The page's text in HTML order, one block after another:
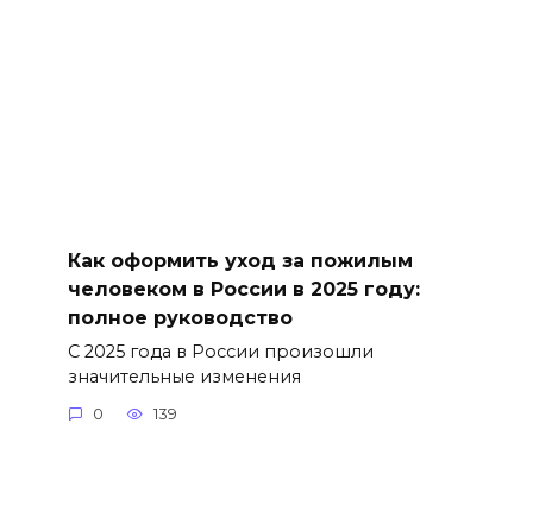
Как оформить уход за пожилым
человеком в России в 2025 году:
полное руководство
С 2025 года в России произошли
значительные изменения
0 139